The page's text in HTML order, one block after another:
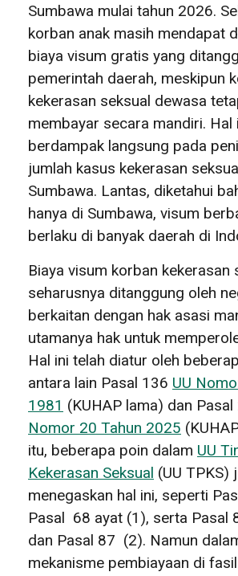
Sumbawa mulai tahun 2026.
korban anak masih mendapat
biaya visum gratis yang
pemerintah daerah, meskipun
kekerasan seksual dewasa
membayar secara mandiri. Hal
berdampak langsung pada
jumlah kasus kekerasan
Sumbawa. Lantas, diketahui
hanya di Sumbawa, visum
berlaku di banyak daerah di
Biaya visum korban kekerasan
seharusnya ditanggung oleh
berkaitan dengan hak asasi
utamanya hak untuk
Hal ini telah diatur oleh
antara lain Pasal 136 UU
1981 (KUHAP lama) dan
Nomor 20 Tahun 2025
itu, beberapa poin dalam UU
Kekerasan Seksual (UU TPKS)
menegaskan hal ini, seperti
Pasal 68 ayat (1), serta Pasal
dan Pasal 87 (2). Namun
mekanisme pembiayaan di